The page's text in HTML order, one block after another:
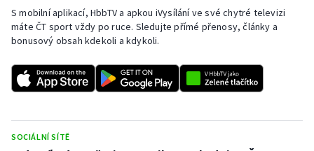
Sportovní střelba
Stolní tenis
Triatlon
Vodní slalom
S mobilní aplikací, HbbTV a apkou iVysílání ve své chytré televizi
máte ČT sport vždy po ruce. Sledujte přímé přenosy, články a
bonusový obsah kdekoli a kdykoli.
SOCIÁLNÍ SÍTĚ